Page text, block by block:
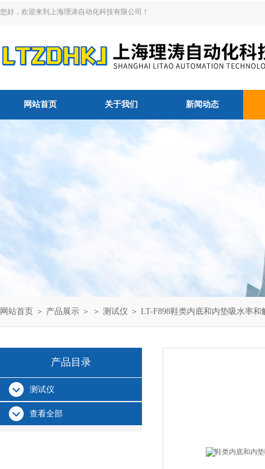
您好，欢迎来到上海理涛自动化科技有限公司！
网站首页 关于我们 新闻动态
网站首页 ＞ 产品展示 ＞ ＞ 测试仪 ＞ LT-F898鞋类内底和内垫吸水率
产品目录
测试仪
查看全部